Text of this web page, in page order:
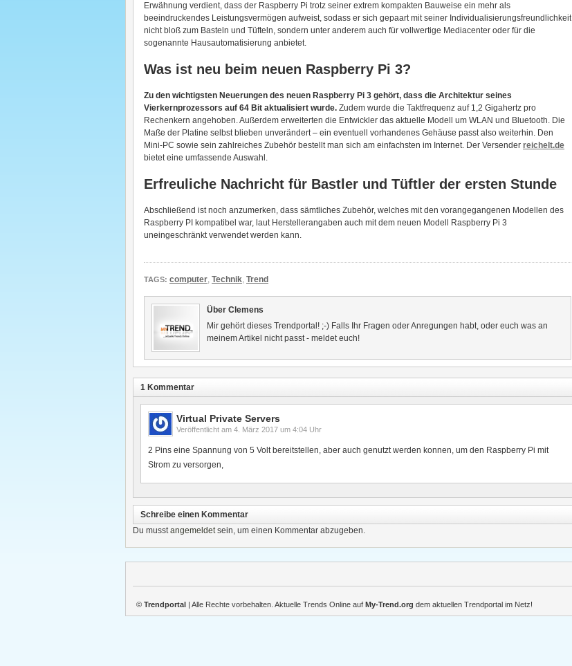
Erwähnung verdient, dass der Raspberry Pi trotz seiner extrem kompakten Bauweise ein mehr als
beeindruckendes Leistungsvermögen aufweist, sodass er sich gepaart mit seiner Individualisierungsfreundlichkeit
nicht bloß zum Basteln und Tüfteln, sondern unter anderem auch für vollwertige Mediacenter oder für die
sogenannte Hausautomatisierung anbietet.
Was ist neu beim neuen Raspberry Pi 3?
Zu den wichtigsten Neuerungen des neuen Raspberry Pi 3 gehört, dass die Architektur seines
Vierkernprozessors auf 64 Bit aktualisiert wurde. Zudem wurde die Taktfrequenz auf 1,2 Gigahertz pro
Rechenkern angehoben. Außerdem erweiterten die Entwickler das aktuelle Modell um WLAN und Bluetooth. Die
Maße der Platine selbst blieben unverändert – ein eventuell vorhandenes Gehäuse passt also weiterhin. Den
Mini-PC sowie sein zahlreiches Zubehör bestellt man sich am einfachsten im Internet. Der Versender reichelt.de
bietet eine umfassende Auswahl.
Erfreuliche Nachricht für Bastler und Tüftler der ersten Stunde
Abschließend ist noch anzumerken, dass sämtliches Zubehör, welches mit den vorangegangenen Modellen des
Raspberry PI kompatibel war, laut Herstellerangaben auch mit dem neuen Modell Raspberry Pi 3
uneingeschränkt verwendet werden kann.
TAGS: computer, Technik, Trend
Über Clemens
Mir gehört dieses Trendportal! ;-) Falls Ihr Fragen oder Anregungen habt, oder euch was an
meinem Artikel nicht passt - meldet euch!
1 Kommentar
Virtual Private Servers
Veröffentlicht am 4. März 2017 um 4:04 Uhr
2 Pins eine Spannung von 5 Volt bereitstellen, aber auch genutzt werden konnen, um den Raspberry Pi mit
Strom zu versorgen,
Schreibe einen Kommentar
Du musstangemeldetsein, um einen Kommentar abzugeben.
© Trendportal | Alle Rechte vorbehalten. Aktuelle Trends Online auf My-Trend.org dem aktuellen Trendportal im Netz!